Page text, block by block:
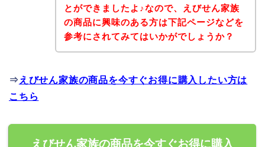
とができましたよ♪なので、えびせん家族
の商品に興味のある方は下記ページなどを
参考にされてみてはいかがでしょうか？
⇒ えびせん家族の商品を今すぐお得に購入したい方は
こちら
えびせん家族の商品を今すぐお得に購入